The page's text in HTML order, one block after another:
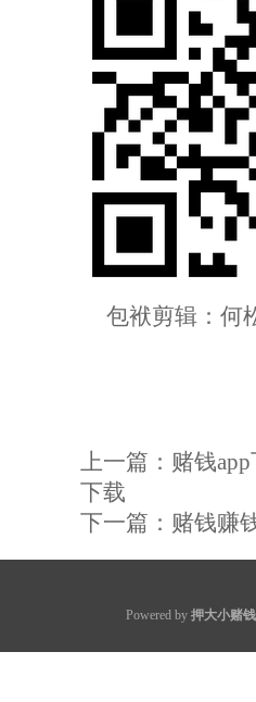
包袱剪辑：何
上一篇： 赌钱
下载
下一篇： 赌钱赚
Powered by 押大小赌